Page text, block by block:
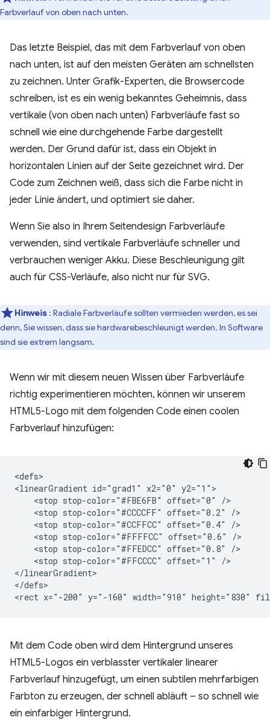
Farbverlauf von oben nach unten.
Das letzte Beispiel, das mit dem Farbverlauf von oben
nach unten, ist auf den meisten Geräten am schnellsten
zu zeichnen. Unter Grafik-Experten, die Browsercode
schreiben, ist es ein wenig bekanntes Geheimnis, dass
vertikale (von oben nach unten) Farbverläufe fast so
schnell wie eine durchgehende Farbe dargestellt
werden. Der Grund dafür ist, dass ein Objekt in
horizontalen Linien auf der Seite gezeichnet wird. Der
Code zum Zeichnen weiß, dass sich die Farbe nicht in
jeder Linie ändert, und optimiert sie daher.
Wenn Sie also in Ihrem Seitendesign Farbverläufe
verwenden, sind vertikale Farbverläufe schneller und
verbrauchen weniger Akku. Diese Beschleunigung gilt
auch für CSS-Verläufe, also nicht nur für SVG.
Hinweis : Radiale Farbverläufe sollten vermieden werden, es sei
denn, Sie wissen, dass sie hardwarebeschleunigt werden. In Software
sind sie extrem langsam.
Wenn wir mit diesem neuen Wissen über Farbverläufe
richtig experimentieren möchten, können wir unserem
HTML5-Logo mit dem folgenden Code einen coolen
Farbverlauf hinzufügen:
<defs>
<linearGradient id="grad1" x2="0" y2="1">
    <stop stop-color="#FBE6FB" offset="0" />
    <stop stop-color="#CCCCFF" offset="0.2" />
    <stop stop-color="#CCFFCC" offset="0.4" />
    <stop stop-color="#FFFFCC" offset="0.6" />
    <stop stop-color="#FFEDCC" offset="0.8" />
    <stop stop-color="#FFCCCC" offset="1" />
</linearGradient>
</defs>
Mit dem Code oben wird dem Hintergrund unseres
HTML5-Logos ein verblasster vertikaler linearer
Farbverlauf hinzugefügt, um einen subtilen mehrfarbigen
Farbton zu erzeugen, der schnell abläuft – so schnell wie
ein einfarbiger Hintergrund.